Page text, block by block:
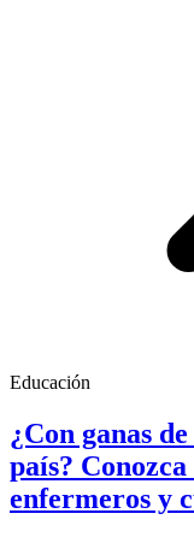
Educación
¿Con ganas
país?
enfermeros y